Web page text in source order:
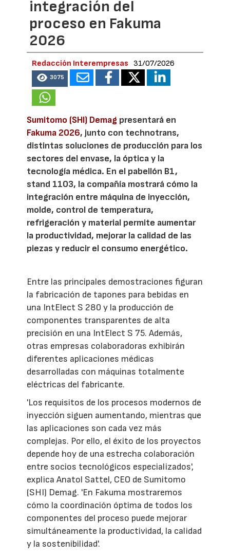
integración del
proceso en Fakuma
2026
Redacción Interempresas 31/07/2026
3075
Sumitomo (SHI) Demag presentará en
Fakuma 2026, junto con technotrans,
distintas soluciones de producción para los
sectores del envase, la óptica y la
tecnología médica. En el pabellón B1,
stand 1103, la compañía mostrará cómo la
integración entre máquina de inyección,
molde, control de temperatura,
refrigeración y material permite aumentar
la productividad, mejorar la calidad de las
piezas y reducir el consumo energético.
Entre las principales demostraciones figuran
la fabricación de tapones para bebidas en
una IntElect S 280 y la producción de
componentes transparentes de alta
precisión en una IntElect S 75. Además,
otras empresas colaboradoras exhibirán
diferentes aplicaciones médicas
desarrolladas con máquinas totalmente
eléctricas del fabricante.
'Los requisitos de los procesos modernos de
inyección siguen aumentando, mientras que
las aplicaciones son cada vez más
complejas. Por ello, el éxito de los proyectos
depende hoy de una estrecha colaboración
entre socios tecnológicos especializados',
explica Anatol Sattel, CEO de Sumitomo
(SHI) Demag. 'En Fakuma mostraremos
cómo la coordinación óptima de todos los
componentes del proceso puede mejorar
simultáneamente la productividad, la calidad
y la sostenibilidad'.